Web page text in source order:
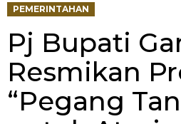
PEMERINTAHAN
Pj Bupati
Resmikan
“Pegang